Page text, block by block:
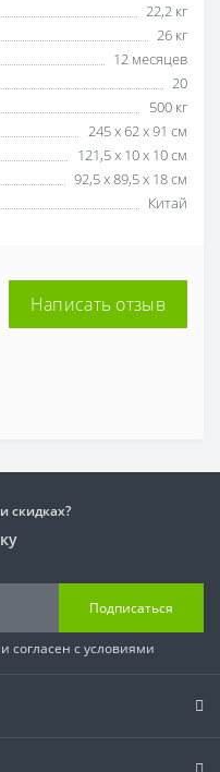
22,2 кг
26 кг
12 месяцев
20
500 кг
245 х 62 х 91 см
121,5 х 10 х 10 см
92,5 х 89,5 х 18 см
Китай
Написать отзыв
скидках?
Подписаться
и согласен с условиями